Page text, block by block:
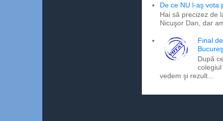
De ce NU l-aş vota
Hai să precizez de
Nicuşor Dan, dar
Final
După
vedem şi rezult...